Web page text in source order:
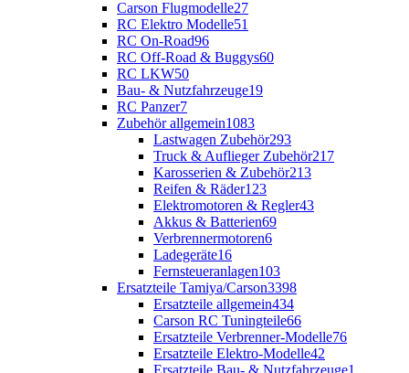
Carson Flugmodelle27
RC Elektro Modelle51
RC On-Road96
RC Off-Road & Buggys60
RC LKW50
Bau- & Nutzfahrzeuge19
RC Panzer7
Zubehör allgemein1083
Lastwagen Zubehör293
Truck & Auflieger Zubehör217
Karosserien & Zubehör213
Reifen & Räder123
Elektromotoren & Regler43
Akkus & Batterien69
Verbrennermotoren6
Ladegeräte16
Fernsteueranlagen103
Ersatzteile Tamiya/Carson3398
Ersatzteile allgemein434
Carson RC Tuningteile66
Ersatzteile Verbrenner-Modelle76
Ersatzteile Elektro-Modelle42
Ersatzteile Bau- & Nutzfahrzeuge1